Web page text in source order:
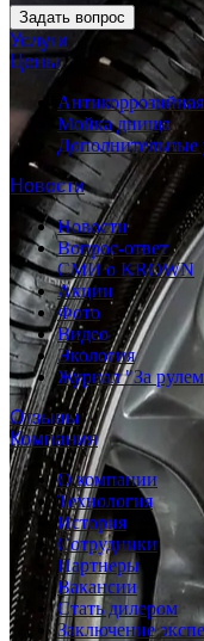
Задать вопрос
Услуги
Цены
Мойка днища
Дополнительные
Новости
Новости
Вопрос-ответ
СМИ о KROWN
Акции
Фото
Видео
Экология
Журнал "За
Отзывы
Компания
О компании
Технология
История
Сотрудники
Партнеры
Вакансии
Стать дилером
Заключение